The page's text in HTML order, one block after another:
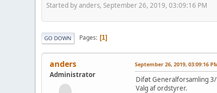
Started by anders, September 26, 2019, 03:09:16 PM
GO DOWN Pages 1
anders
Administrator
September 26, 2019, 03:09:16
Diføt Generalforsamling
Valg af ordstyrer.